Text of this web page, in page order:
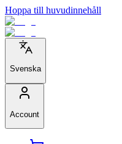
Hoppa till huvudinnehåll
Svenska
Account